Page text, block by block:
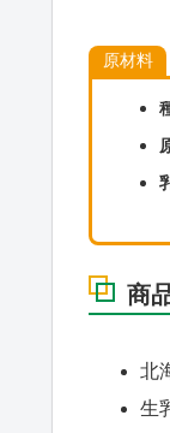
原材料
商
北
生